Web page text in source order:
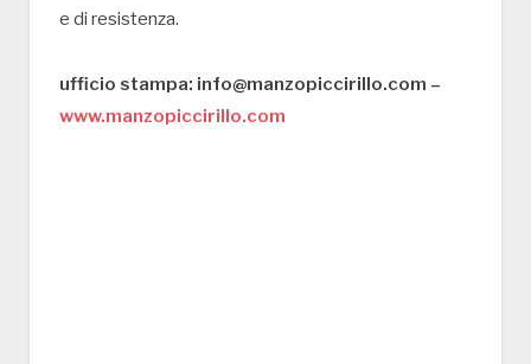
e di resistenza.
ufficio stampa: info@manzopiccirillo.com –
www.manzopiccirillo.com